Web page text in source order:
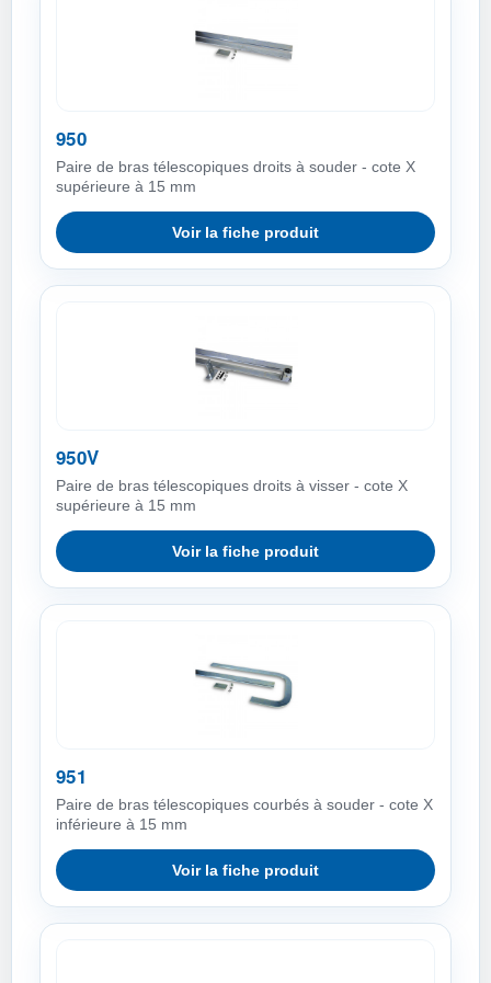
950
Paire de bras télescopiques droits à souder - cote X
supérieure à 15 mm
Voir la fiche produit
950V
Paire de bras télescopiques droits à visser - cote X
supérieure à 15 mm
Voir la fiche produit
951
Paire de bras télescopiques courbés à souder - cote X
inférieure à 15 mm
Voir la fiche produit